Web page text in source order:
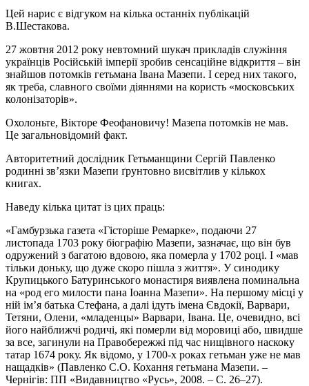
Цей нарис є відгуком на кілька останніх публікацій
В.Шестакова.
27 жовтня 2012 року невтомний шукач прикладів служіння
українців Російській імперії зробив сенсаційне відкриття – він
знайшов потомків гетьмана Івана Мазепи. І серед них такого,
як треба, славного своїми діяннями на користь «московських
колонізаторів».
Охолоньте, Вікторе Феофановичу! Мазепа потомків не мав.
Це загальновідомий факт.
Авторитетний дослідник Гетьманщини Сергій Павленко
родинні зв’язки Мазепи ґрунтовно висвітлив у кількох
книгах.
Наведу кілька цитат із цих праць:
«Гамбурзька газета «Гісторіше Ремарке», подаючи 27
листопада 1703 року біографію Мазепи, зазначає, що він був
одружений з багатою вдовою, яка померла у 1702 році. І «мав
тільки доньку, що дуже скоро пішла з життя». У синодику
Крупицького Батуринського монастиря виявлена поминальна
на «род его милости пана Іоанна Мазепи». На першому місці у
ній ім’я батька Стефана, а далі ідуть імена Євдокії, Варвари,
Тетяни, Олени, «младенцы» Варвари, Івана. Це, очевидно, всі
його найближчі родичі, які померли від моровиці або, швидше
за все, загинули на Правобережжі під час нищівного наскоку
татар 1674 року. Як відомо, у 1700-х роках гетьман уже не мав
нащадків» (Павленко С.О. Кохання гетьмана Мазепи. –
Чернігів: ПП «Видавництво «Русь», 2008. – С. 26–27).